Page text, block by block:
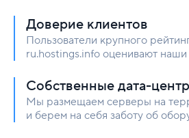
Доверие клиентов
Пользователи крупного
ru.hostings.info оценивают наши
Собственные дата-
Мы размещаем серверы на
и берем на себя заботу об